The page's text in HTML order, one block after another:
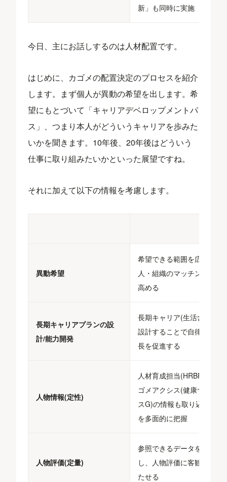
新」も同時に実施​
今日、主にお話しするのは人材配置です。
はじめに、カゴメの配置決定のプロセスを紹介
します。まず個人が異動の希望を出します。希
望にもとづいて「キャリアデベロップメントパ
ス」、つまり本人がどういうキャリアを歩みた
いかを聞きます。10年後、20年後はどういう
仕事に取り組みたいかといった展望ですね。
それに加えて以下の情報を考慮します。
異動希望
希望できる範囲を広げ、個
人・組織のマッチング率を
高める
長期キャリアプランの設
計/能力開発
長期キャリア(生活含む)を
設計することで自律的な成
長を促進する
人物情報(定性)
人材育成担当(HRBP)、カ
ゴメアクシス(健康サービ
スG)の情報も取り込み人材
を多面的に把握
人物評価(定量)
参照できるデータを増や
し、人物評価に客観性を持
たせる